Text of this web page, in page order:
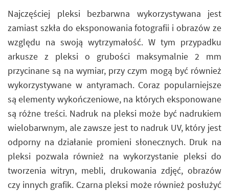
Najczęściej pleksi bezbarwna wykorzystywana jest
zamiast szkła do eksponowania fotografii i obrazów ze
względu na swoją wytrzymałość. W tym przypadku
arkusze z pleksi o grubości maksymalnie 2 mm
przycinane są na wymiar, przy czym mogą być również
wykorzystywane w antyramach. Coraz popularniejsze
są elementy wykończeniowe, na których eksponowane
są różne treści. Nadruk na pleksi może być nadrukiem
wielobarwnym, ale zawsze jest to nadruk UV, który jest
odporny na działanie promieni słonecznych. Druk na
pleksi pozwala również na wykorzystanie pleksi do
tworzenia witryn, mebli, drukowania zdjęć, obrazów
czy innych grafik. Czarna pleksi może również posłużyć